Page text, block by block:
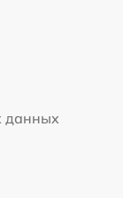
данных